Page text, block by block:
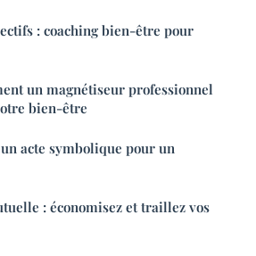
: coaching bien-être pour
un magnétiseur professionnel
bien-être
acte symbolique pour un
: économisez et traillez vos